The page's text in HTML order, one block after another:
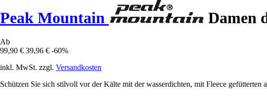
Peak Mountain Damen
Ab
99,90 € 39,96 € -60%
inkl. MwSt. zzgl. Versandkosten
Schützen Sie sich stilvoll vor der Kälte mit der wasserdichten, mit Fleece gefütterten